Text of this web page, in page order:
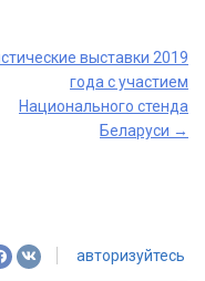
выставки 2019
года с участием
Национального стенда
Беларуси →
авторизуйтесь